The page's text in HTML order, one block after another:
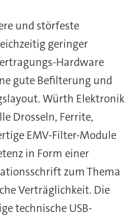
und störfeste
geringer
Hardware
gute Befilterung und
Würth Elektronik
Drosseln, Ferrite,
EMV-Filter-Module
in Form einer
zum Thema
Verträglichkeit. Die
technische USB-